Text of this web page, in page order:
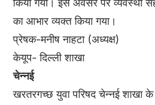
किया गया। इस अवसर पर व्यवस्था
का आभार व्यक्त किया गया।
प्रेषक-मनीष नाहटा (अध्यक्ष)
केयूप- दिल्ली शाखा
चेन्नई
खरतरगच्छ युवा परिषद चेन्नई शाखा के